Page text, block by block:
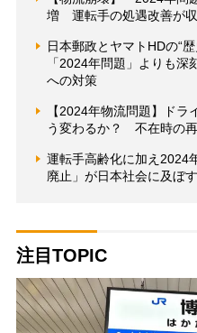
増 運転手の処遇改善が収
日本郵政とヤマトHDの“
「2024年問題」よりも深
への対策
【2024年物流問題】ド
う変わるか？ 不在時の
運転手高齢化に加え2024
廃止」が日本社会に及ぼ
注目TOPIC